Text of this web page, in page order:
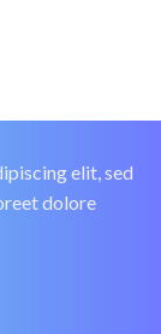
elit, sed
dolore